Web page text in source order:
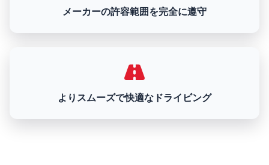
メーカーの許容範囲を完全に遵守
よりスムーズで快適なドライビング